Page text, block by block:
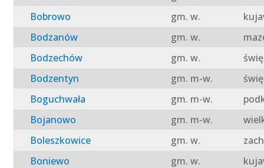
Bobrowo
gm. w.
Bodzanów
gm. w.
Bodzechów
gm. w.
Bodzentyn
gm. m-w.
Boguchwała
gm. m-w.
Bojanowo
gm. m-w.
Boleszkowice
gm. w.
Boniewo
gm. w.